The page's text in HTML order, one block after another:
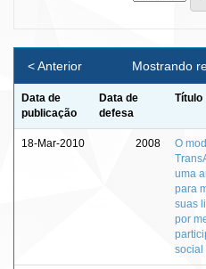
Mostrando
< Anterior
Data de
publicação
Data de
defesa
Título
18-Mar-2010 2008
O
uma
para
suas
por
social